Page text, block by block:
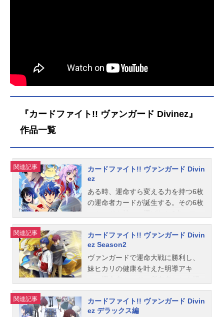
『カードファイト!! ヴァンガード Divinez』
作品一覧
関連記事
カードファイト!! ヴァンガード Divin
ez
ある時、運命すら変える力を持つ6枚
の運命者カードが誕生する。その6枚
イター。彼らを待っていたのは、お
互いにファイトして最後まで勝ち残
った一人が、願いを叶えられるとい
う“運命大戦”であった。病弱な妹を助
けたい少年・明導アキナは、その願
る。そして、強力なファイター達と
の戦いへ身を投じていく――。作品
名カードファイト!!ヴァンガードDivin
関連記事
カードファイト!! ヴァンガード Divin
ez Season2
ヴァンガードで運命大戦に勝利し、
妹ヒカリの健康を叶えた明導アキ
集したガブエリウスは、運命大戦の
真の目的を明かす。そして現れるも
う一体のぬいぐるみ、シヴィルト。6
関連記事
カードファイト!! ヴァンガード Divin
ez デラックス編